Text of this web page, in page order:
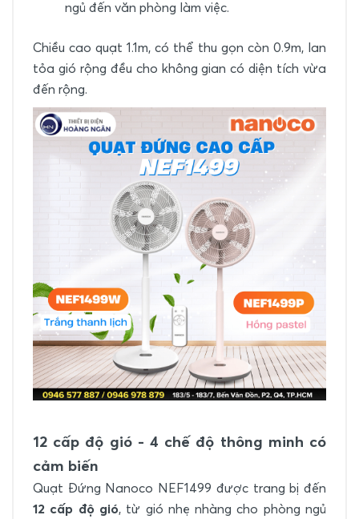
ngủ đến văn phòng làm việc.
Chiều cao quạt 1.1m, có thể thu gọn còn 0.9m, lan
tỏa gió rộng đều cho không gian có diện tích vừa
đến rộng.
12 cấp độ gió - 4 chế độ thông minh có
cảm biến
Quạt Đứng Nanoco NEF1499 được trang bị đến
12 cấp độ gió, từ gió nhẹ nhàng cho phòng ngủ